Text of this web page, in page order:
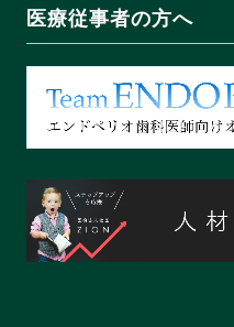
医療従事者の方へ